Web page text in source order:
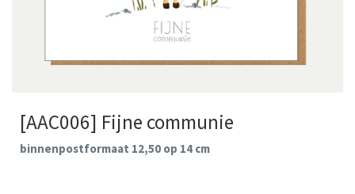
[AAC006] Fijne communie
binnenpostformaat 12,50 op 14 cm